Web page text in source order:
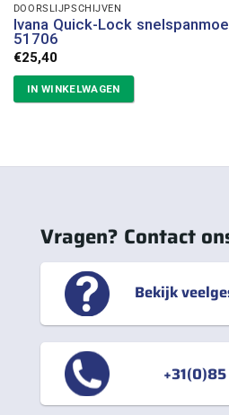
DOORSLIJPSCHIJVEN
Ivana Quick-Lock
51706
€25,40
IN WINKELWAGEN
Vragen? Contact
Bekijk